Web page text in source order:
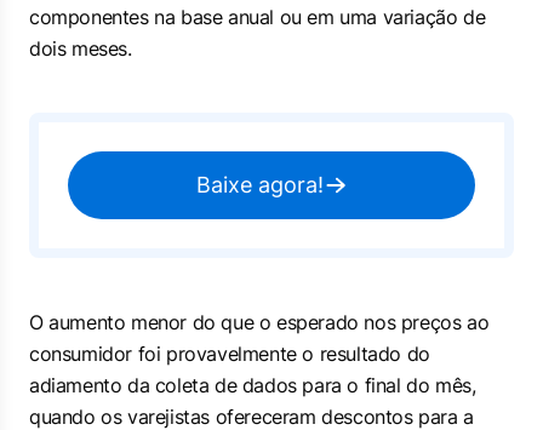
componentes na base anual ou em uma variação de
dois meses.
Baixe agora!
O aumento menor do que o esperado nos preços ao
consumidor foi provavelmente o resultado do
adiamento da coleta de dados para o final do mês,
quando os varejistas ofereceram descontos para a